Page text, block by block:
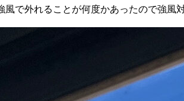
風で外れることが何度かあったので強風